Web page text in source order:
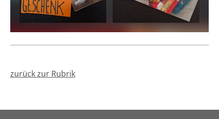
zurück zur Rubrik